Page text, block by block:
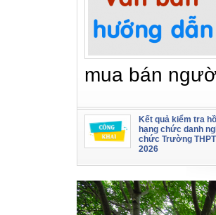
mua bán
Kết quả kiểm tra
hạng chức danh
chức Trường
2026